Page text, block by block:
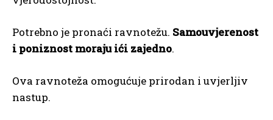
Potrebno je pronaći ravnotežu. Samouvjerenost
i poniznost moraju ići zajedno.
Ova ravnoteža omogućuje prirodan i uvjerljiv
nastup.